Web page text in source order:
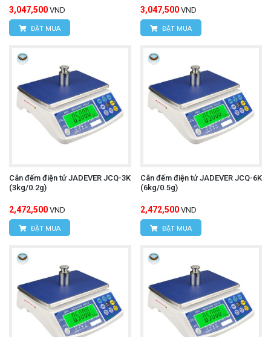
3,047,500 VND
ĐẶT MUA
3,047,500 VND
ĐẶT MUA
Cân đếm điện tử JADEVER JCQ-3K
(3kg/0.2g)
2,472,500 VND
ĐẶT MUA
Cân đếm điện tử JADEVER JCQ-6K
(6kg/0.5g)
2,472,500 VND
ĐẶT MUA